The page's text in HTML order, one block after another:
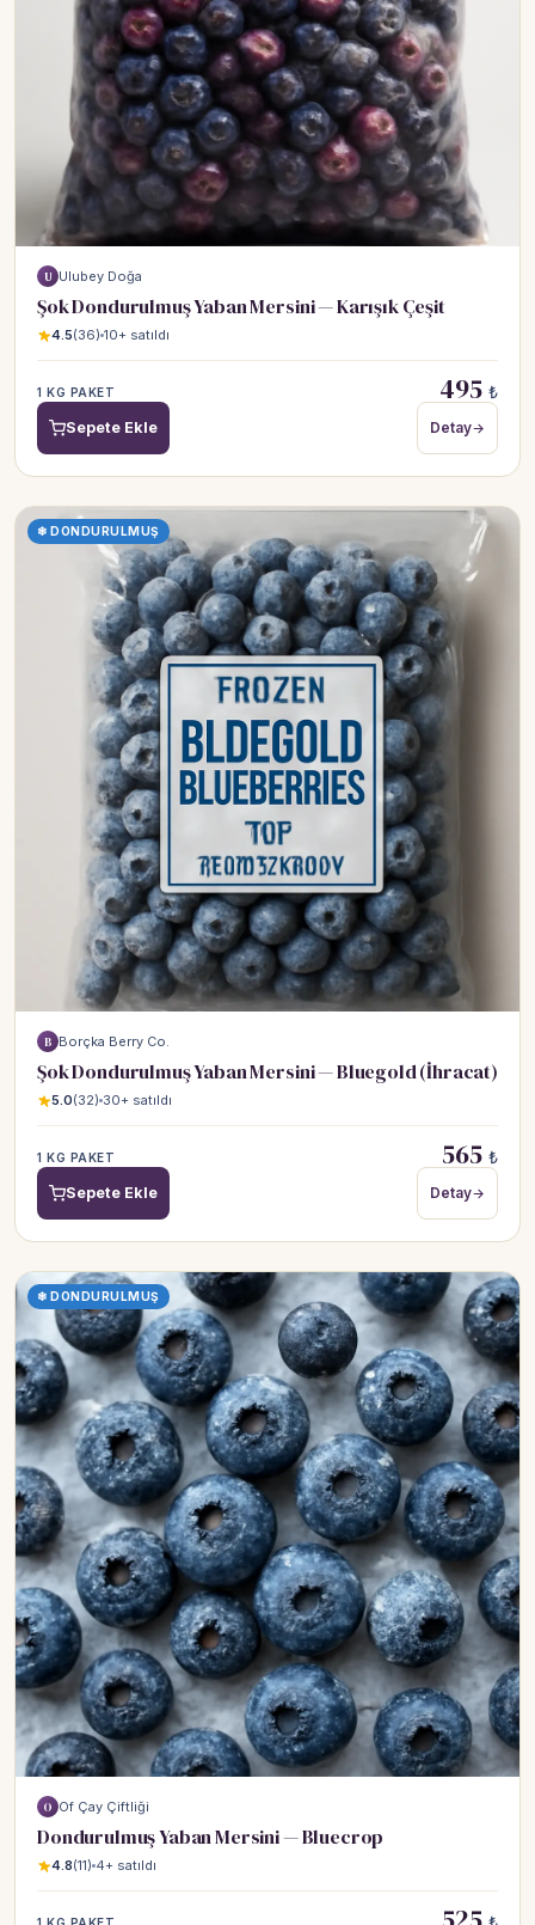
U Ulubey Doğa
Şok Dondurulmuş Yaban Mersini — Karışık Çeşit
4.5(36) 10+ satıldı
1 KG PAKET 495 ₺
Sepete Ekle Detay
❄ DONDURULMUŞ
B Borçka Berry Co.
Şok Dondurulmuş Yaban Mersini — Bluegold (İhracat)
5.0(32) 30+ satıldı
1 KG PAKET 565 ₺
Sepete Ekle Detay
❄ DONDURULMUŞ
O Of Çay Çiftliği
Dondurulmuş Yaban Mersini — Bluecrop
4.8(11) 4+ satıldı